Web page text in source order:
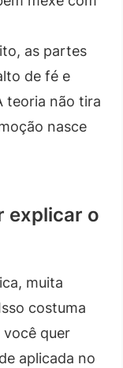
as partes
de fé e
teoria não tira
nasce
explicar o
muita
costuma
você quer
aplicada no